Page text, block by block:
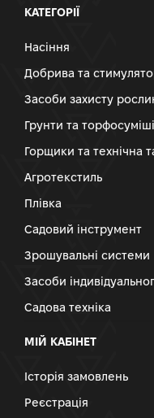
КАТЕГОРІЇ
Насіння
Добрива та
Засоби захисту
Грунти та торфосуміші
Горщики та технічна
Агротекстиль
Плівка
Садовий інструмент
Зрошувальні системи
Засоби
Садова техніка
МІЙ КАБІНЕТ
Історія замовлень
Реєстрація